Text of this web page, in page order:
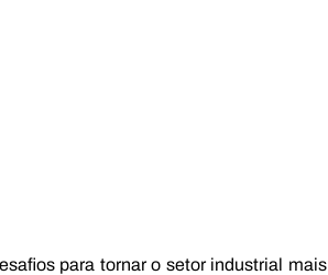
para tornar o setor industrial mais